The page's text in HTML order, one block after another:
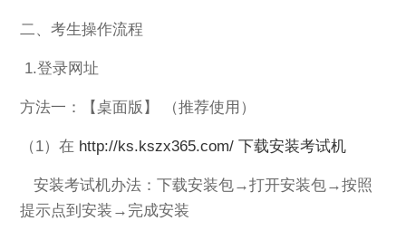
二、考生操作流程
1.登录网址
方法一：【桌面版】 （推荐使用）
（1）在 http://ks.kszx365.com/ 下载安装考试机
安装考试机办法：下载安装包→打开安装包→按照
提示点到安装→完成安装